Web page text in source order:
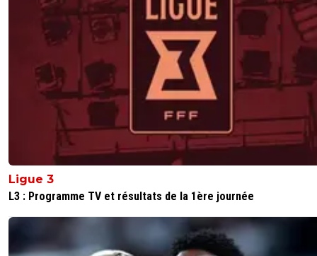
Ligue 3
L3 : Programme TV et résultats de la 1ère journée